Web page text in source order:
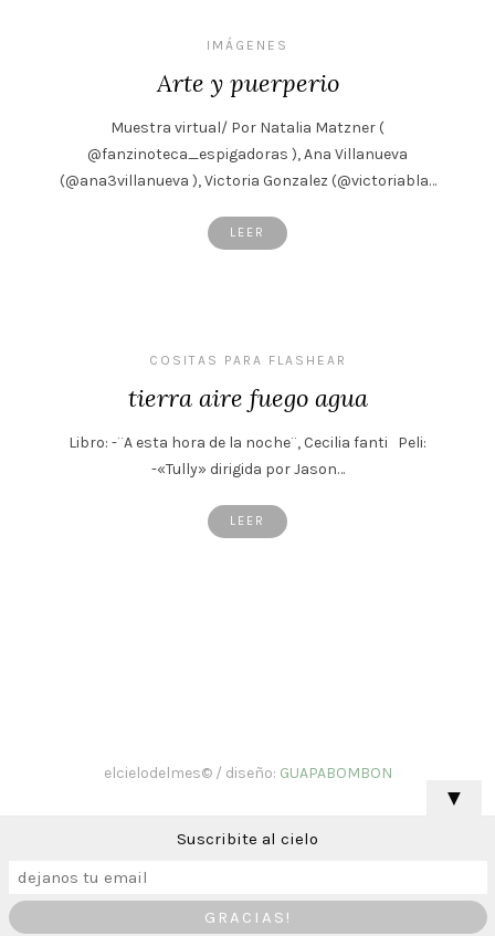
IMÁGENES
Arte y puerperio
Muestra virtual/ Por Natalia Matzner (
@fanzinoteca_espigadoras ), Ana Villanueva
(@ana3villanueva ), Victoria Gonzalez (@victoriabla…
LEER
COSITAS PARA FLASHEAR
tierra aire fuego agua
Libro: -¨A esta hora de la noche¨, Cecilia fanti Peli:
-«Tully» dirigida por Jason…
LEER
elcielodelmes© / diseño: GUAPABOMBON
▼
Suscribite al cielo